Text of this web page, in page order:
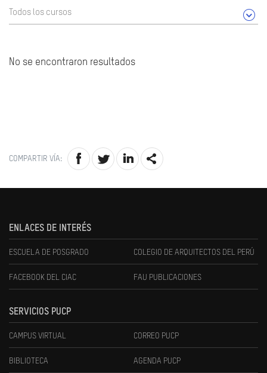
Todos los cursos
No se encontraron resultados
COMPARTIR VÍA:
ENLACES DE INTERÉS
ESCUELA DE POSGRADO COLEGIO DE ARQUITECTOS DEL PERÚ
FACEBOOK DEL CIAC FAU PUBLICACIONES
SERVICIOS PUCP
CAMPUS VIRTUAL CORREO PUCP
BIBLIOTECA AGENDA PUCP